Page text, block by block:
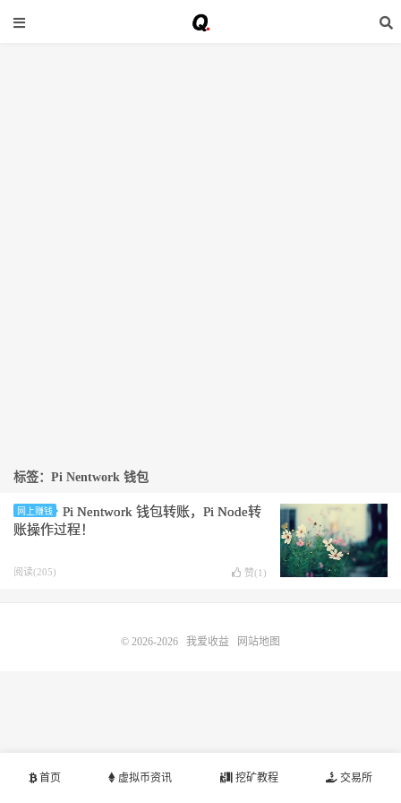
标签：Pi Nentwork 钱包
网上赚钱
Pi Nentwork 钱包转账，Pi Node转
账操作过程！
阅读(205) 赞(1 )
首页 虚拟币资讯 挖矿教程 交易所
© 2026-2026 我爱收益 网站地图